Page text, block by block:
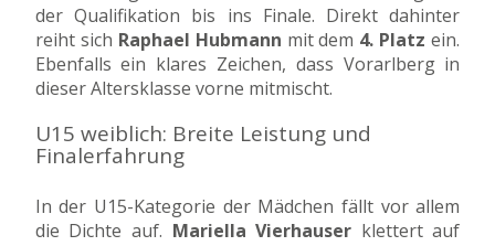
der Qualifikation bis ins Finale. Direkt dahinter
reiht sich Raphael Hubmann mit dem 4. Platz ein.
Ebenfalls ein klares Zeichen, dass Vorarlberg in
dieser Altersklasse vorne mitmischt.
U15 weiblich: Breite Leistung und
Finalerfahrung
In der U15-Kategorie der Mädchen fällt vor allem
die Dichte auf. Mariella Vierhauser klettert auf